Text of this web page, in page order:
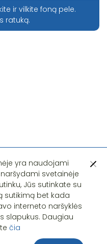
ir vilkite foną pele.
ratuką.
yra naudojami
svetainėje
Jūs sutinkate su
sutikimą bet kada
interneto naršyklės
slapukus. Daugiau
čia